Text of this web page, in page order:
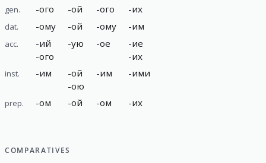
gen. -ого -ой -ого -их
dat. -ому -ой -ому -им
acc. -ий
-ого
-ую -ое -ие
-их
inst. -им -ой
-ою
-им -ими
prep. -ом -ой -ом -их
COMPARATIVES